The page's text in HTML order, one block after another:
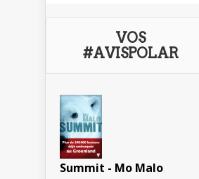
VOS
#AVISPOLAR
Summit - Mo Malo